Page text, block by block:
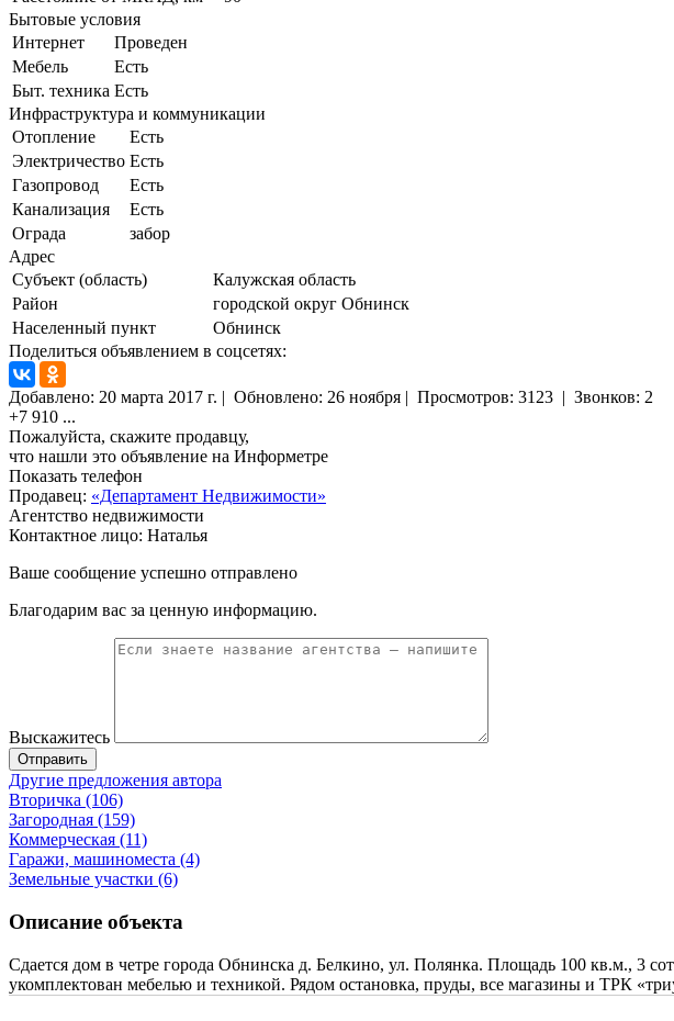
Бытовые условия
Интернет
Проведен
Мебель
Есть
Быт. техника Есть
Инфраструктура и коммуникации
Отопление
Есть
Электричество Есть
Газопровод
Есть
Канализация
Есть
Ограда
забор
Адрес
Субъект (область)
Калужская область
Район
городской округ Обнинск
Населенный пункт
Обнинск
Поделиться объявлением в соцсетях:
Добавлено: 20 марта 2017 г. | Обновлено: 26 ноября | Просмотров: 3123 | Звонков: 2
+7 910 ...
Пожалуйста, скажите продавцу,
что нашли это объявление на Информетре
Показать телефон
Продавец: «Департамент Недвижимости»
Агентство недвижимости
Контактное лицо: Наталья
Ваше сообщение успешно отправлено
Благодарим вас за ценную информацию.
Выскажитесь
Отправить
Другие предложения автора
Вторичка (106)
Загородная (159)
Коммерческая (11)
Гаражи, машиноместа (4)
Земельные участки (6)
Описание объекта
Сдается дом в четре города Обнинска д. Белкино, ул. Полянка. Площадь 100 кв.м., 3
укомплектован мебелью и техникой. Рядом остановка, пруды, все магазины и ТРК